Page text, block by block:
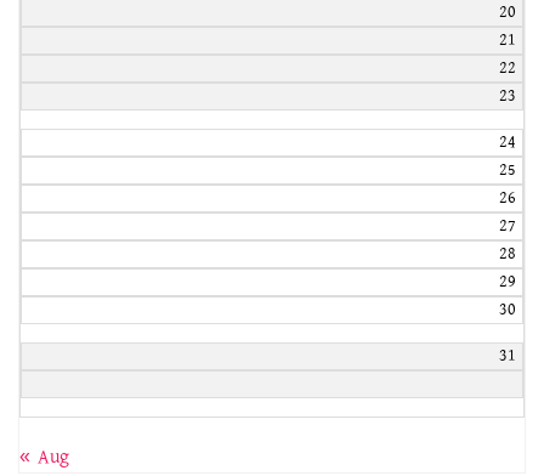
20
21
22
23
24
25
26
27
28
29
30
31
« Aug